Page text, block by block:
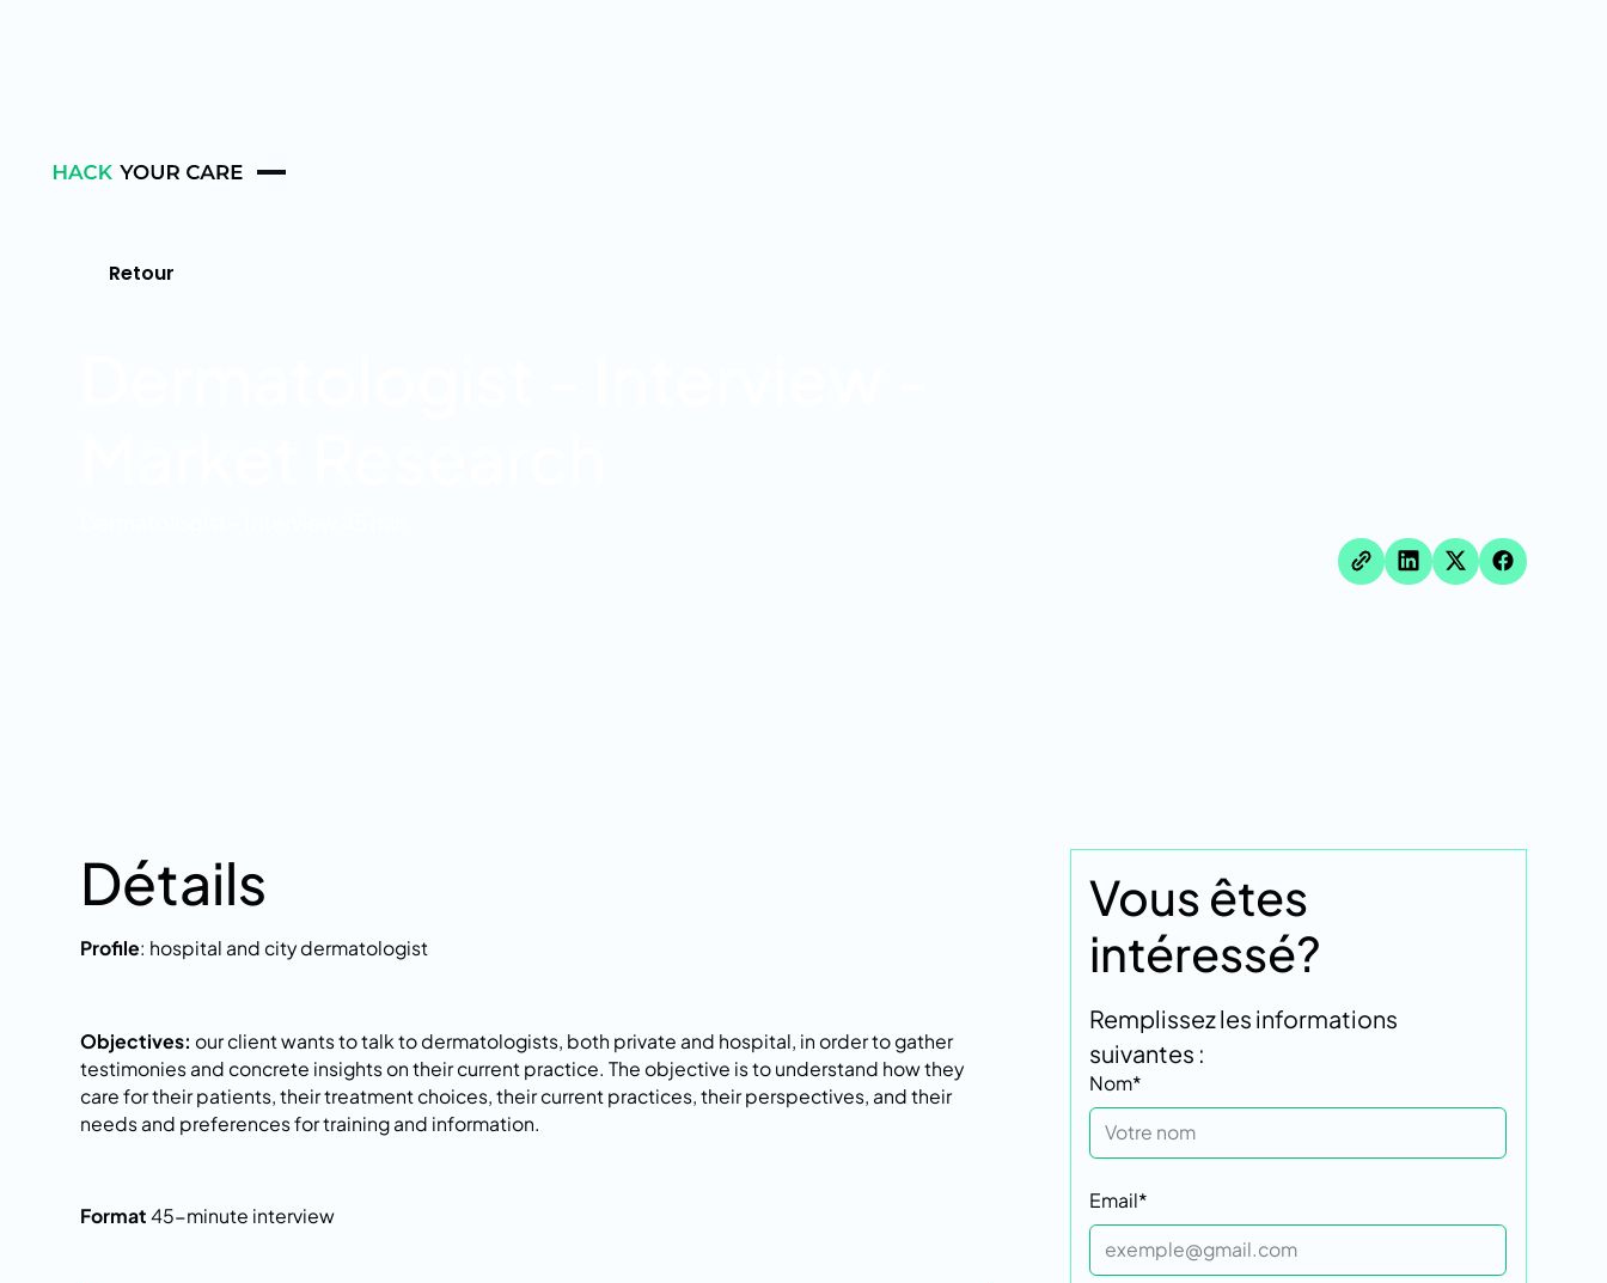
Retour
Détails
Profile: hospital and city dermatologist
Objectives: our client wants to talk to dermatologists, both private and hospital, in order to gather
testimonies and concrete insights on their current practice. The objective is to understand how they
care for their patients, their treatment choices, their current practices, their perspectives, and their
needs and preferences for training and information.
Format 45-minute interview
Vous êtes
intéressé?
Remplissez les informations
suivantes :
Nom*
Email*